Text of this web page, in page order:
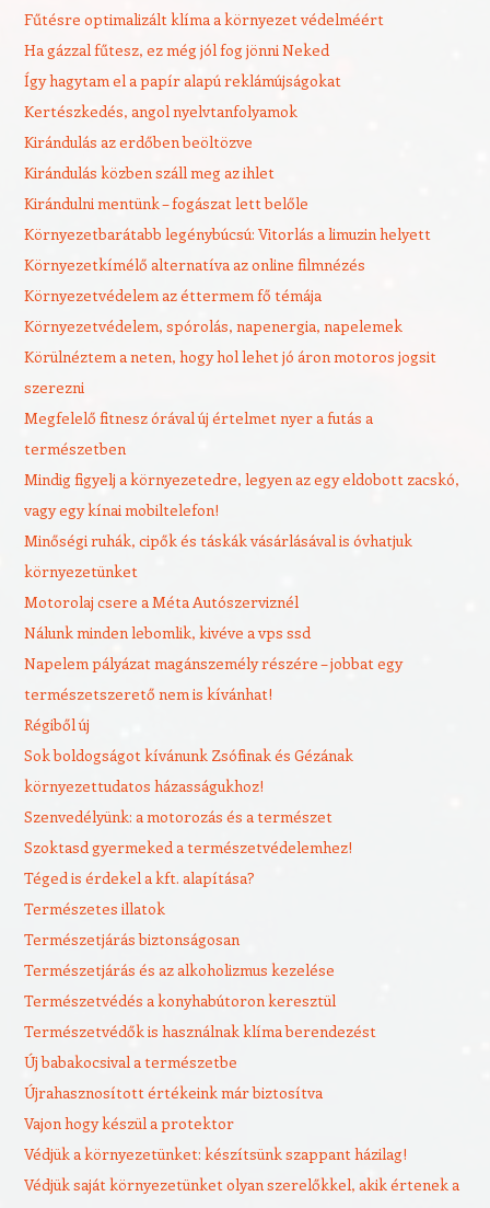
Fűtésre optimalizált klíma a környezet védelméért
Ha gázzal fűtesz, ez még jól fog jönni Neked
Így hagytam el a papír alapú reklámújságokat
Kertészkedés, angol nyelvtanfolyamok
Kirándulás az erdőben beöltözve
Kirándulás közben száll meg az ihlet
Kirándulni mentünk – fogászat lett belőle
Környezetbarátabb legénybúcsú: Vitorlás a limuzin helyett
Környezetkímélő alternatíva az online filmnézés
Környezetvédelem az éttermem fő témája
Környezetvédelem, spórolás, napenergia, napelemek
Körülnéztem a neten, hogy hol lehet jó áron motoros jogsit
szerezni
Megfelelő fitnesz órával új értelmet nyer a futás a
természetben
Mindig figyelj a környezetedre, legyen az egy eldobott zacskó,
vagy egy kínai mobiltelefon!
Minőségi ruhák, cipők és táskák vásárlásával is óvhatjuk
környezetünket
Motorolaj csere a Méta Autószerviznél
Nálunk minden lebomlik, kivéve a vps ssd
Napelem pályázat magánszemély részére – jobbat egy
természetszerető nem is kívánhat!
Régiből új
Sok boldogságot kívánunk Zsófinak és Gézának
környezettudatos házasságukhoz!
Szenvedélyünk: a motorozás és a természet
Szoktasd gyermeked a természetvédelemhez!
Téged is érdekel a kft. alapítása?
Természetes illatok
Természetjárás biztonságosan
Természetjárás és az alkoholizmus kezelése
Természetvédés a konyhabútoron keresztül
Természetvédők is használnak klíma berendezést
Új babakocsival a természetbe
Újrahasznosított értékeink már biztosítva
Vajon hogy készül a protektor
Védjük a környezetünket: készítsünk szappant házilag!
Védjük saját környezetünket olyan szerelőkkel, akik értenek a